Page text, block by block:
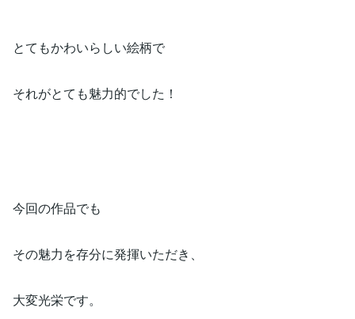
とてもかわいらしい絵柄で
それがとても魅力的でした！
今回の作品でも
その魅力を存分に発揮いただき、
大変光栄です。